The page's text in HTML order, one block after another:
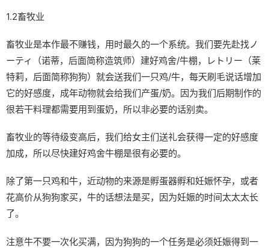
1.2畜牧业
畜牧业是本作最不赚钱，用时最久的一个系统。我们要先赴找ノ
ーティ（诺蒂，后面简称造筑师）建好鸡舍/牛棚，レトリー（莱
特莉，后面简称狗狗）就会送我们一只鸡/牛，每天刷毛说话增加
它的好感度，成年动物就会给我们产蛋/奶。因为我们后期制作的
很若干料理都需要用到蛋奶，所以非必要的话别卖。
畜牧业的等待级变高后，我们给女主们送礼会获得一定的好感度
加成，所以尽快建好鸡舍牛棚是很有必要的。
除了第一只鸡和牛，近动物的来源是孵蛋器孵和妊娠怀孕，或者
花高价从狗狗家买，牛的话想法是买，因为妊娠的时间太太太长
了。
注意牛不要一次化买满，因为狗狗的一个任务是必须妊娠得到一